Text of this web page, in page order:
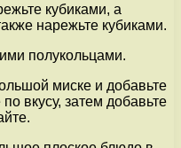
кубиками, а
нарежьте кубиками.
полукольцами.
миске и добавьте
вкусу, затем добавьте